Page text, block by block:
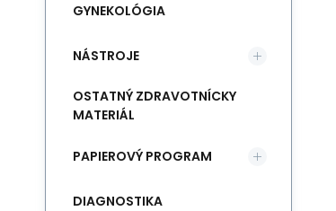
GYNEKOLÓGIA
NÁSTROJE
OSTATNÝ ZDRAVOTNÍCKY
MATERIÁL
PAPIEROVÝ PROGRAM
DIAGNOSTIKA